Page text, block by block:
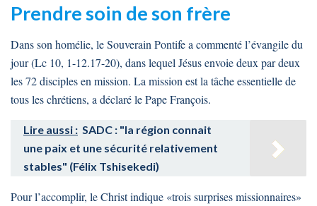
Prendre soin de son frère
Dans son homélie, le Souverain Pontife a commenté l’évangile du
jour (Lc 10, 1-12.17-20), dans lequel Jésus envoie deux par deux
les 72 disciples en mission. La mission est la tâche essentielle de
tous les chrétiens, a déclaré le Pape François.
Lire aussi : SADC : "la région connait
une paix et une sécurité relativement
stables" (Félix Tshisekedi)
Pour l’accomplir, le Christ indique «trois surprises missionnaires»